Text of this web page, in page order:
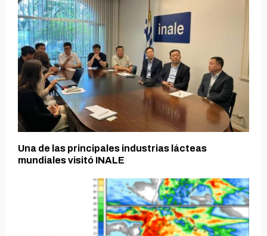
Una de las principales industrias lácteas
mundiales visitó INALE